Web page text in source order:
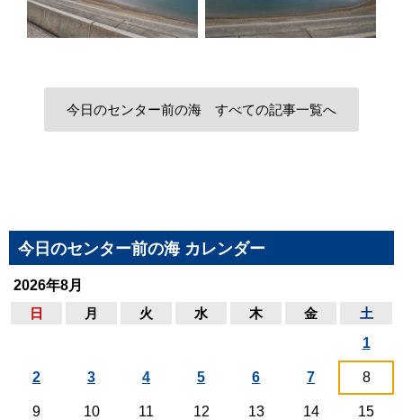
今日のセンター前の海 すべての記事一覧へ
今日のセンター前の海 カレンダー
2026年8月
日
月 火 水 木 金 土
1
2 3 4 5 6 7 8
9 10 11 12 13 14 15